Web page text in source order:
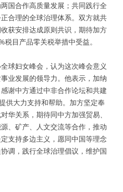
国合作高质量发展；共同践行全
合理的全球治理体系。双方就共
获安排达成原则共识，期待加方
目产品零关税举措中受益。
球妇女峰会，认为这次峰会意义
业发展的领导力。他表示，加纳
谢中方通过中非合作论坛和共建
供大力支持和帮助。加方坚定奉
华关系，期待同中方加强贸易、
、矿产、人文交流等合作，推动
支持多边主义，愿同中国等理念
调，践行全球治理倡议，维护国